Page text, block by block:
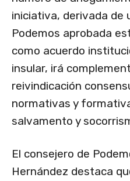
iniciativa, derivada de
Podemos aprobada
como acuerdo
insular, irá
reivindicación
normativas y
salvamento y
El consejero de
Hernández destaca